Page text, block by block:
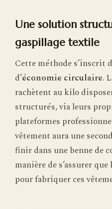
Une solution
gaspillage textile
Cette méthode s’inscrit
d’économie circulaire.
rachètent au kilo
structurés, via leurs
plateformes
vêtement aura une
finir dans une benne de
manière de s’assurer
pour fabriquer ces